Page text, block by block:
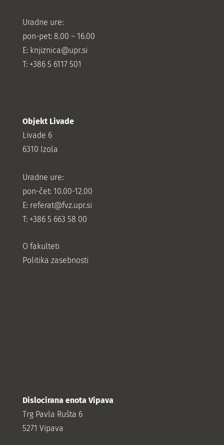
Uradne ure:
pon-pet: 8.00 – 16.00
E: knjiznica@upr.si
T: +386 5 6117 501
Objekt Livade
Livade 6
6310 Izola
Uradne ure:
pon-čet: 10.00-12.00
E: referat@fvz.upr.si
T: +386 5 663 58 00
O fakulteti
Politika zasebnosti
Dislocirana enota Vipava
Trg Pavla Rušta 6
5271 Vipava